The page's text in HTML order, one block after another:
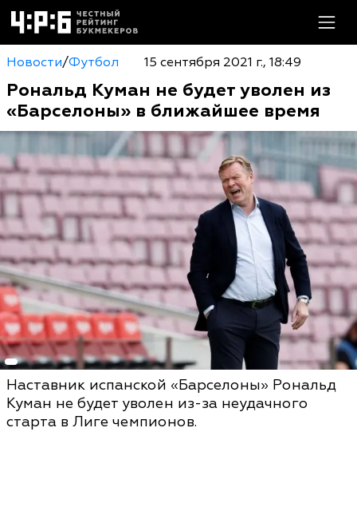
Новости/Футбол 15 сентября 2021 г., 18:49
Рональд Куман не будет уволен из
«Барселоны» в ближайшее время
Наставник испанской «Барселоны» Рональд
Куман не будет уволен из-за неудачного
старта в Лиге чемпионов.